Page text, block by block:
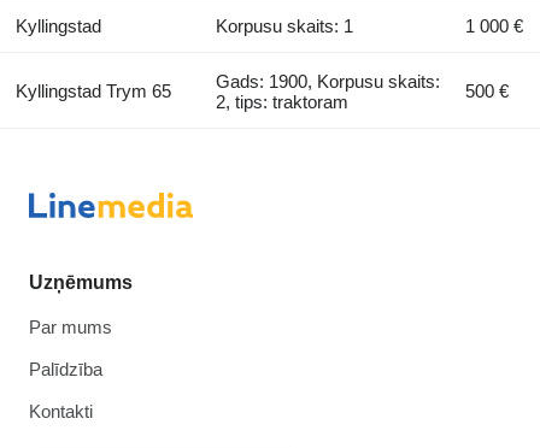
Kyllingstad Korpusu skaits: 1 1 000 €
Kyllingstad Trym 65
Gads: 1900, Korpusu skaits:
2, tips: traktoram
500 €
Uzņēmums
Par mums
Palīdzība
Kontakti